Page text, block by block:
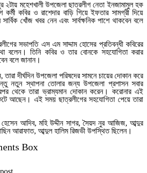
২টায় মহেশখালী উপজেলা ছাত্রলীগ নেতা ইনজামামুল হক
কর্মী কবির ও রাশেদার বাড়ি গিয়ে ইফতার সামগ্রী দিয়ে
খোঁজ খবর নেন এবং সার্বক্ষনিক পাশে থাকবেন বলে
সভাপতি এস এম সাদ্দাম হোসের প্রতিবন্ধী কবিরের
বলেন। তিনি কবির ও তার বোনকে সহযোগিতা করার
বলে জানান।
তারা দীর্ঘদিন উপজেলা পরিষদের সামনে চায়ের দোকান করে
নতুন স্থাপনা তোলার জন্য উপজেলা প্রশাসন সবার
থেকে তারা ভ্রাম্যমান দোকান করেন। করোনার এই
আছেন। এই সময় ছাত্রলীগের সহযোগিতা পেয়ে তারা
হেসেন আদিব, মহি উদ্দীন সাগর, সৈয়দ নুর আজিজ, আব্দুর
আরাফাত, আব্দুল হালিম রিজভী উপস্থিত ছিলেন।
Box